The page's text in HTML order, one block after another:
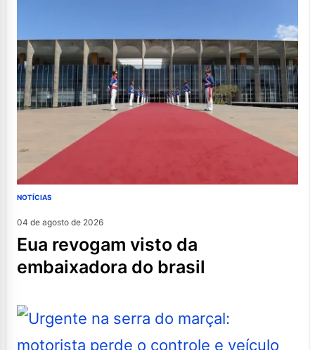
NOTÍCIAS
04 de agosto de 2026
eua revogam visto da
embaixadora do brasil